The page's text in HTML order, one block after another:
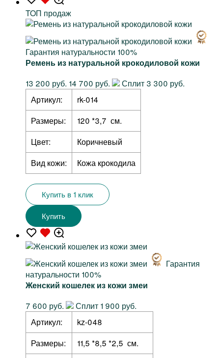
TOП продаж
Гарантия натуральности 100%
Ремень из натуральной крокодиловой кожи
13 200 руб. 14 700 руб.
Сплит 3 300 руб.
Артикул:
rk-014
Размеры:
120 *3,7 см.
Цвет:
Коричневый
Вид кожи:
Кожа крокодила
Купить в 1 клик
Купить
Гарантия
натуральности 100%
Женский кошелек из кожи змеи
7 600 руб.
Сплит 1 900 руб.
Артикул:
kz-048
Размеры:
11,5 *8,5 *2,5 см.